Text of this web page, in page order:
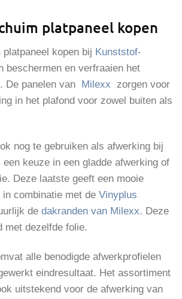
platpaneel kopen
kopen bij Kunststof-
beschermen en verfraaien het
De panelen van Milexx zorgen voor
in het plafond voor zowel buiten als
nog te gebruiken als afwerking bij
keuze in een gladde afwerking of
Deze laatste geeft een mooie
combinatie met de Vinyplus
de dakranden van Milexx. Deze
met dezelfde folie.
alle benodigde afwerkprofielen
eindresultaat. Het assortiment
uitstekend voor de afwerking van